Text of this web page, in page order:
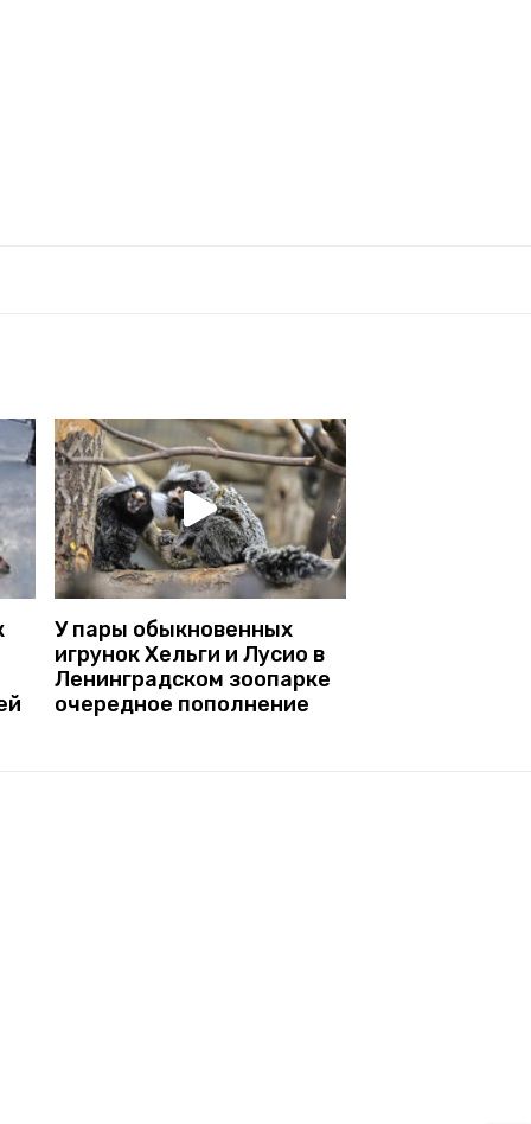
У пары обыкновенных
игрунок Хельги и Лусио в
Ленинградском зоопарке
очередное пополнение